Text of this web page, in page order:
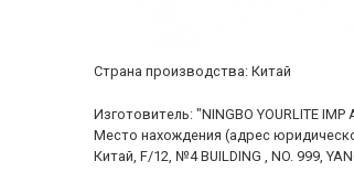
Cтрана производства: Китай
Изготовитель: "NINGBO YOURLITE IMP
Место нахождения (адрес
Китай, F/12, №4 BUILDING , NO. 999,